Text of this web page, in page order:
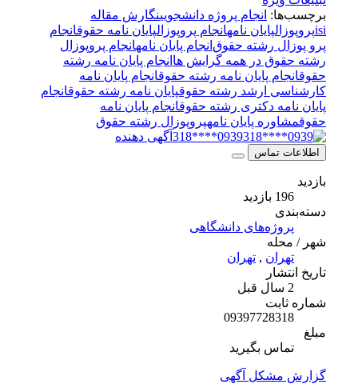
برچسب‌ها:انجام پروژه دانشجویینگارش مقاله
پروپوزالپایان نامهانجام پروپوزالپایان نامه حقوق انجام
پرو پوزال رشته حقوق‌انجام پایان نامهانجام پروپوزال
رشته حقوق در همه گرایش ها‌انجام پایان نامه رشته
انجام پايان نامه رشته حقوق انجام پایان نامه
کارشناسی ارشد رشته حقوق پايان نامه رشته حقوق انجام
پایان نامه دکتری رشته حقوق انجام پايان نامه
مشاوره پایان نامهپروپوزال رشته حقوق
0939****318
آگهی دهنده
اطلاعات تماس
دسته‌بندی
پروژه‌های دانشگاهی
شهر / محله
تهران,تهران
تاریخ انتشار
شماره ثابت
09397728318
تماس بگیرید
گزارش مشکل آگهی